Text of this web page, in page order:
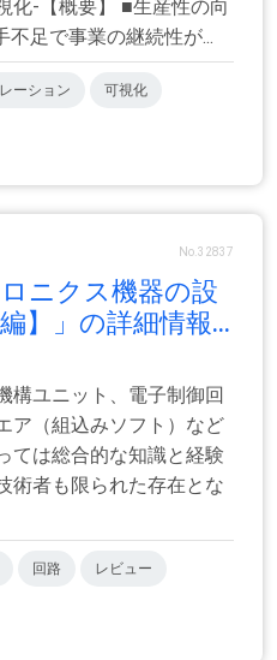
化-【概要】 ■生産性の向
足で事業の継続性が...
ーション 可視化
No.32837
ニクス機器の設
】」の詳細情報...
構ユニット、電子制御回
ア（組込みソフト）など
ては総合的な知識と経験
術者も限られた存在とな
回路 レビュー